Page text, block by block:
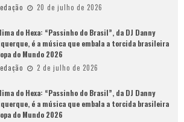
20 de julho de 2026
do Hexa: “Passinho do Brasil”, da DJ Danny
é a música que embala a torcida brasileira
do Mundo 2026
2 de julho de 2026
do Hexa: “Passinho do Brasil”, da DJ Danny
é a música que embala a torcida brasileira
do Mundo 2026